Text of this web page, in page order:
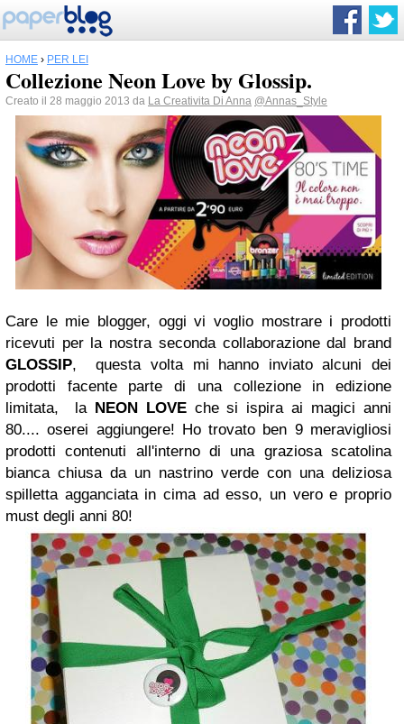
HOME › PER LEI
Collezione Neon Love by Glossip.
Creato il 28 maggio 2013 da La Creativita Di Anna @Annas_Style
Care le mie blogger, oggi vi voglio mostrare i prodotti
ricevuti per la nostra seconda collaborazione dal brand
GLOSSIP, questa volta mi hanno inviato alcuni dei
prodotti facente parte di una collezione in edizione
limitata, la NEON LOVEche si ispira ai magici anni
80.... oserei aggiungere! Ho trovato ben 9 meravigliosi
prodotti contenuti all'interno di una graziosa scatolina
bianca chiusa da un nastrino verde con una deliziosa
spilletta agganciata in cima ad esso, un vero e proprio
must degli anni 80!